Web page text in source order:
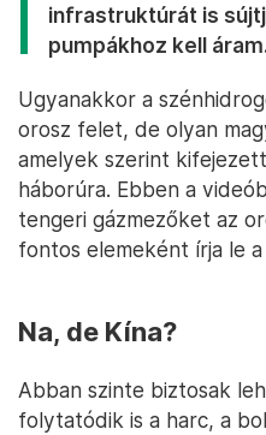
infrastruktúrát is
pumpákhoz kell
Ugyanakkor a
orosz felet, de olyan
amelyek szerint
háborúra. Ebben a
tengeri gázmezőket az
fontos elemeként írja le a
Na, de Kína?
Abban szinte biztosak
folytatódik is a harc, a